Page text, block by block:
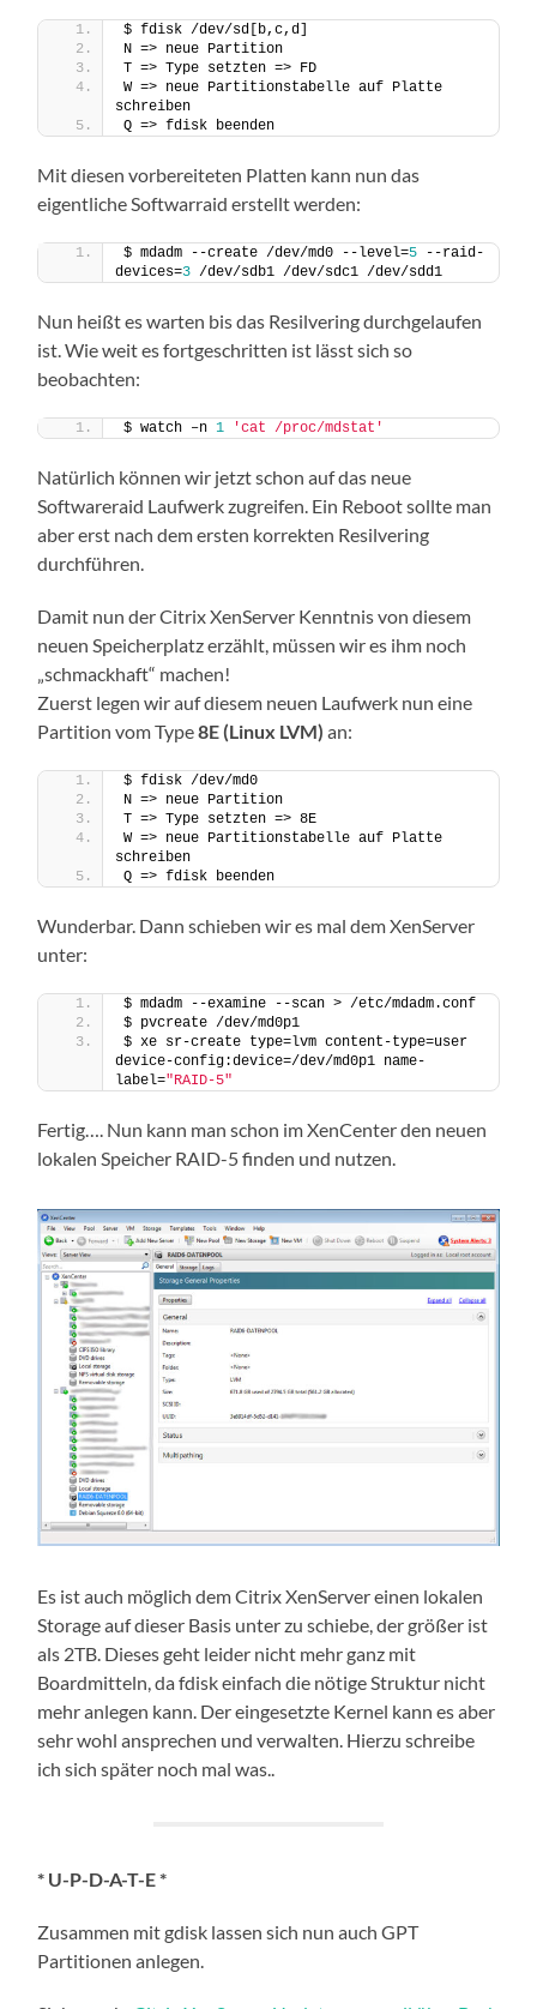
$ fdisk /dev/sd[b,c,d]
N => neue Partition
T => Type setzten => FD
W => neue Partitionstabelle auf Platte
schreiben
Q => fdisk beenden
Mit diesen vorbereiteten Platten kann nun das
eigentliche Softwarraid erstellt werden:
$ mdadm --create /dev/md0 --level=5 --raid-
devices=3 /dev/sdb1 /dev/sdc1 /dev/sdd1
Nun heißt es warten bis das Resilvering durchgelaufen
ist. Wie weit es fortgeschritten ist lässt sich so
beobachten:
$ watch –n 1 'cat /proc/mdstat'
Natürlich können wir jetzt schon auf das neue
Softwareraid Laufwerk zugreifen. Ein Reboot sollte man
aber erst nach dem ersten korrekten Resilvering
durchführen.
Damit nun der Citrix XenServer Kenntnis von diesem
neuen Speicherplatz erzählt, müssen wir es ihm noch
„schmackhaft“ machen!
Zuerst legen wir auf diesem neuen Laufwerk nun eine
Partition vom Type8E (Linux LVM) an:
$ fdisk /dev/md0
N => neue Partition
T => Type setzten => 8E
W => neue Partitionstabelle auf Platte
schreiben
Q => fdisk beenden
Wunderbar. Dann schieben wir es mal dem XenServer
unter:
$ mdadm --examine --scan > /etc/mdadm.conf
$ pvcreate /dev/md0p1
$ xe sr-create type=lvm content-type=user
device-config:device=/dev/md0p1 name-
label="RAID-5"
Fertig…. Nun kann man schon im XenCenter den neuen
lokalen Speicher RAID-5 finden und nutzen.
Es ist auch möglich dem Citrix XenServer einen lokalen
Storage auf dieser Basis unter zu schiebe, der größer ist
als 2TB. Dieses geht leider nicht mehr ganz mit
Boardmitteln, da fdisk einfach die nötige Struktur nicht
mehr anlegen kann. Der eingesetzte Kernel kann es aber
sehr wohl ansprechen und verwalten. Hierzu schreibe
ich sich später noch mal was..
* U-P-D-A-T-E *
Zusammen mit gdisk lassen sich nun auch GPT
Partitionen anlegen.